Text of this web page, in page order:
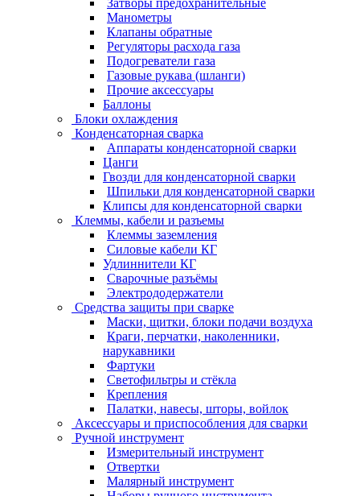
Затворы предохранительные
Манометры
Клапаны обратные
Регуляторы расхода газа
Подогреватели газа
Газовые рукава (шланги)
Прочие аксессуары
Баллоны
Блоки охлаждения
Конденсаторная сварка
Аппараты конденсаторной сварки
Цанги
Гвозди для конденсаторной сварки
Шпильки для конденсаторной сварки
Клипсы для конденсаторной сварки
Клеммы, кабели и разъемы
Клеммы заземления
Силовые кабели КГ
Удлиннители КГ
Сварочные разъёмы
Электрододержатели
Средства защиты при сварке
Маски, щитки, блоки подачи воздуха
Краги, перчатки, наколенники,
нарукавники
Фартуки
Светофильтры и стёкла
Крепления
Палатки, навесы, шторы, войлок
Аксессуары и приспособления для сварки
Ручной инструмент
Измерительный инструмент
Отвертки
Малярный инструмент